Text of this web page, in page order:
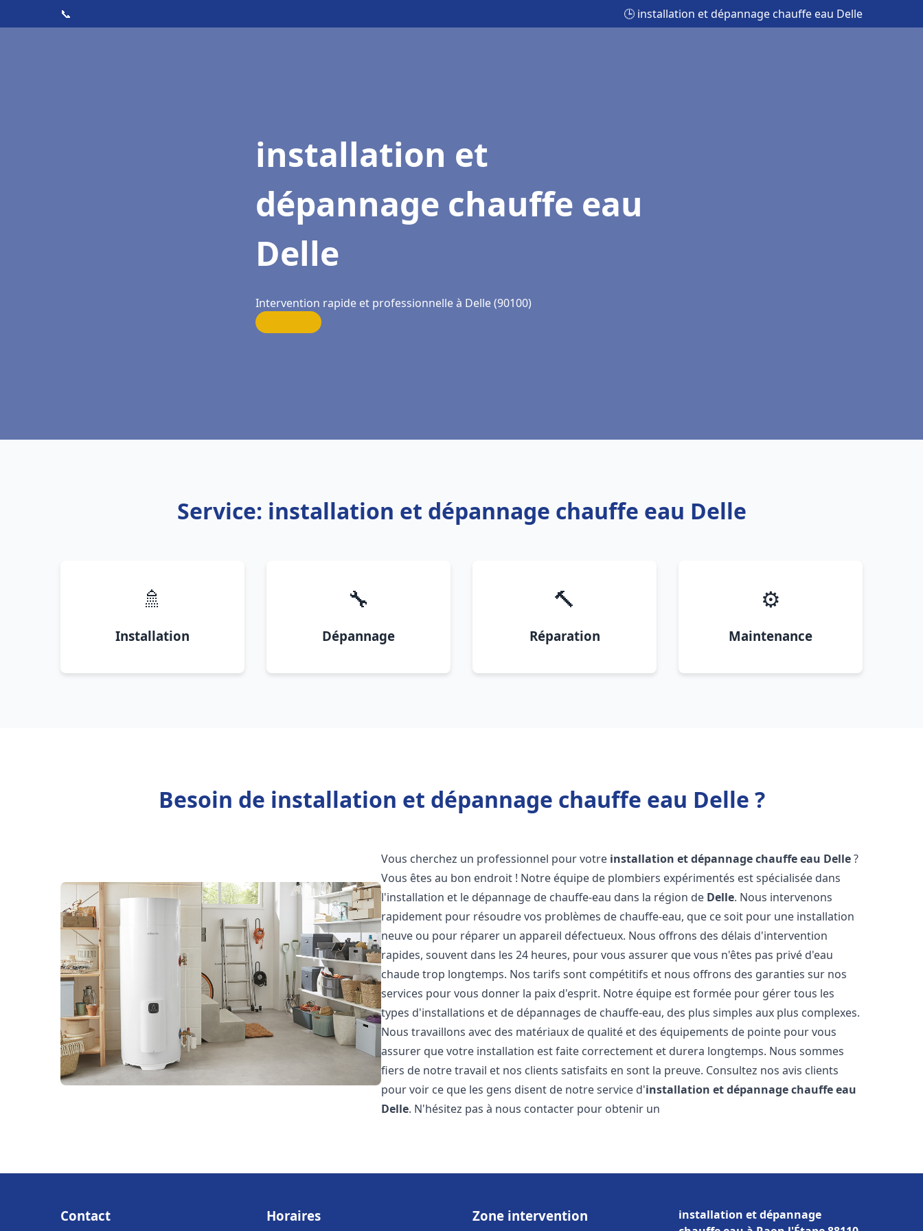
📞 🕒 installation et dépannage chauffe eau Delle
installation et
dépannage chauffe eau
Delle
Intervention rapide et professionnelle à Delle (90100)
Service: installation et dépannage chauffe eau Delle
🚿
Installation
🔧
Dépannage
🔨
Réparation
⚙️
Maintenance
Besoin de installation et dépannage chauffe eau Delle ?
Vous cherchez un professionnel pour votre installation et dépannage chauffe eau Delle?
Vous êtes au bon endroit ! Notre équipe de plombiers expérimentés est spécialisée dans
l'installation et le dépannage de chauffe-eau dans la région de Delle. Nous intervenons
rapidement pour résoudre vos problèmes de chauffe-eau, que ce soit pour une installation
neuve ou pour réparer un appareil défectueux. Nous offrons des délais d'intervention
rapides, souvent dans les 24 heures, pour vous assurer que vous n'êtes pas privé d'eau
chaude trop longtemps. Nos tarifs sont compétitifs et nous offrons des garanties sur nos
services pour vous donner la paix d'esprit. Notre équipe est formée pour gérer tous les
types d'installations et de dépannages de chauffe-eau, des plus simples aux plus complexes.
Nous travaillons avec des matériaux de qualité et des équipements de pointe pour vous
assurer que votre installation est faite correctement et durera longtemps. Nous sommes
fiers de notre travail et nos clients satisfaits en sont la preuve. Consultez nos avis clients
pour voir ce que les gens disent de notre service d'installation et dépannage chauffe eau
Delle. N'hésitez pas à nous contacter pour obtenir un
Contact Horaires Zone intervention
installation et dépannage